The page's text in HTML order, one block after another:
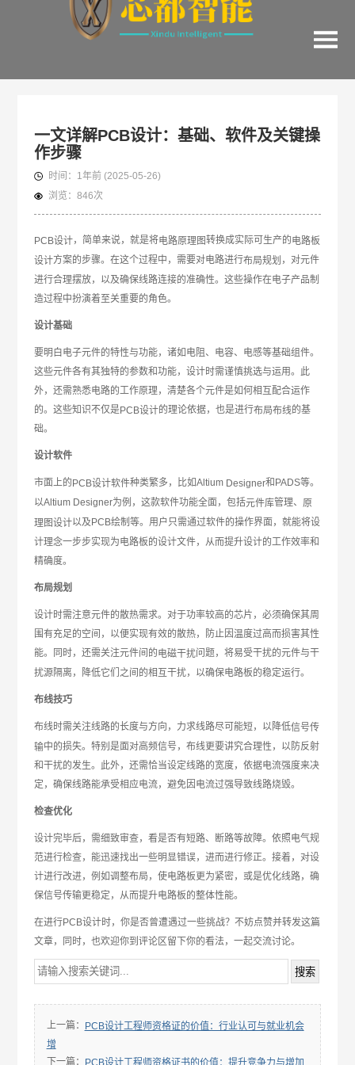
一文详解PCB设计：基础、软件及关键操
作步骤
时间： 1年前(2025-05-26)
浏览： 846次
PCB设计，简单来说，就是将电路原理图转换成实际可生产的电路板
设计方案的步骤。在这个过程中，需要对电路进行布局规划 ，对元件
进行合理摆放，以及确保线路连接的准确性。这些操作在电子产品制
造过程中扮演着至关重要的角色。
设计基础
要明白电子元件的特性与功能，诸如电阻、电容、电感等基础组件。
这些元件各有其独特的参数和功能，设计时需谨慎挑选与运用。此
外，还需熟悉电路的工作原理，清楚各个元件是如何相互配合运作
的。这些知识不仅是PCB设计的理论依据，也是进行布局布线的基
础。
设计软件
市面上的 PCB设计软件种类繁多，比如Altium Designer和PADS等。
以Altium Designer为例，这款软件功能全面，包括元件库管理、 原
理图设计以及PCB绘制等。用户只需通过软件的操作界面，就能将设
计理念一步步实现为电路板的设计文件，从而提升设计的工作效率和
精确度。
布局规划
设计时需注意元件的散热需求。对于功率较高的芯片，必须确保其周
围有充足的空间，以便实现有效的散热，防止因温度过高而损害其性
能。同时，还需关注元件间的电磁干扰问题，将易受干扰的元件与干
扰源隔离，降低它们之间的相互干扰，以确保电路板的稳定运行。
布线技巧
布线时需关注线路的长度与方向，力求线路尽可能短，以降低信号传
输中的损失。特别是面对高频信号，布线更要讲究合理性，以防反射
和干扰的发生。此外，还需恰当设定线路的宽度，依据电流强度来决
定，确保线路能承受相应电流，避免因电流过强导致线路烧毁。
检查优化
设计完毕后，需细致审查，看是否有短路、断路等故障。依照电气规
范进行检查，能迅速找出一些明显错误，进而进行修正。接着，对设
计进行改进，例如调整布局，使电路板更为紧密，或是优化线路，确
保信号传输更稳定，从而提升电路板的整体性能。
在进行PCB设计时，你是否曾遭遇过一些挑战？不妨点赞并转发这篇
文章，同时，也欢迎你到评论区留下你的看法，一起交流讨论。
上一篇：
PCB设计工程师资格证的价值：行业认可与就业机会
增
下一篇：
PCB设计工程师资格证书的价值：提升竞争力与增加